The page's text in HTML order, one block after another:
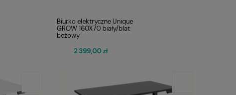
Biurko elektryczne Unique
GROW 160X70 biały/blat
beżowy
2 399,00 zł